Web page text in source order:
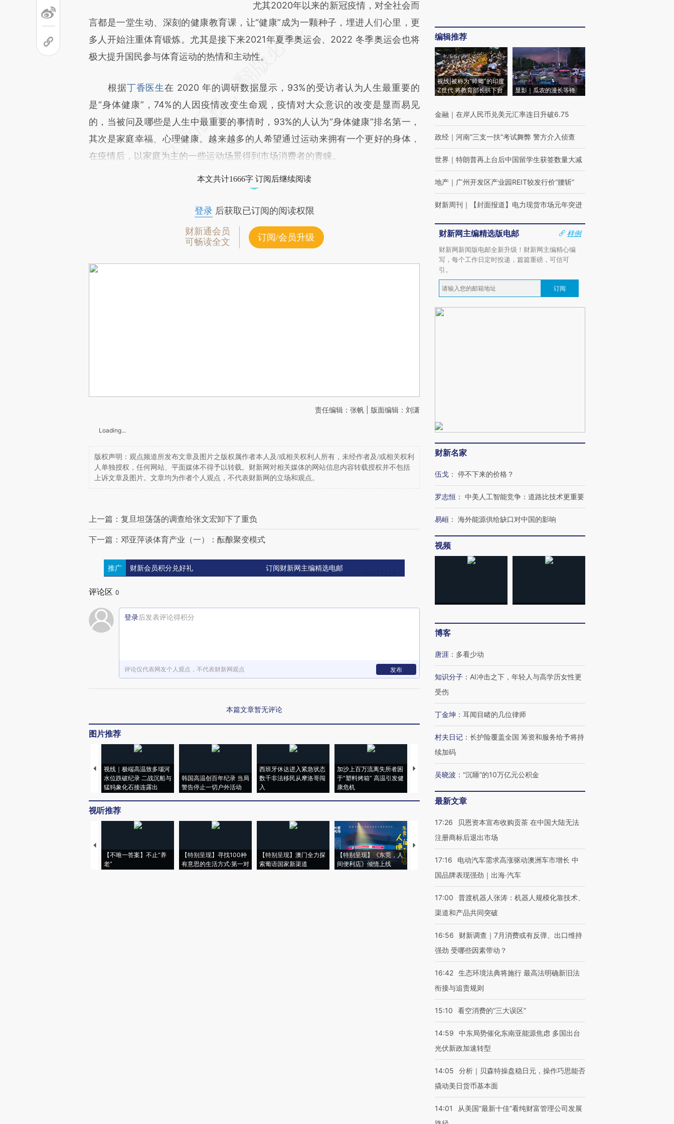
尤其2020年以来的新冠疫情，对全社会而
言都是一堂生动、深刻的健康教育课，让“健康”成为一颗种子，埋进人们心里，更
多人开始注重体育锻炼。尤其是接下来2021年夏季奥运会、2022 冬季奥运会也将
极大提升国民参与体育运动的热情和主动性。
根据丁香医生在 2020 年的调研数据显示，93%的受访者认为人生最重要的
是“身体健康”，74%的人因疫情改变生命观，疫情对大众意识的改变是显而易见
的，当被问及哪些是人生中最重要的事情时，93%的人认为“身体健康”排名第一，
其次是家庭幸福、心理健康。越来越多的人希望通过运动来拥有一个更好的身体，
在疫情后，以家庭为主的一些运动场景得到市场消费者的青睐。
本文共计1666字 订阅后继续阅读
登录后获取已订阅的阅读权限
财新通会员
可畅读全文
订阅/会员升级
责任编辑：张帆 | 版面编辑：刘潇
Loading...
版权声明：观点频道所发布文章及图片之版权属作者本人及/或相关权利人所有，未经作者及/或相关权利
人单独授权，任何网站、平面媒体不得予以转载。财新网对相关媒体的网站信息内容转载授权并不包括
上诉文章及图片。文章均为作者个人观点，不代表财新网的立场和观点。
上一篇：复旦坦荡荡的调查给张文宏卸下了重负
下一篇：邓亚萍谈体育产业（一）：酝酿聚变模式
推广 财新会员积分兑好礼 订阅财新网主编精选电邮
评论区 0
登录后发表评论得积分
评论仅代表网友个人观点，不代表财新网观点 发布
本篇文章暂无评论
图片推荐
视线｜极端高温致多瑙河
水位跌破纪录 二战沉船与
猛犸象化石接连露出
韩国高温创百年纪录 当局
警告停止一切户外活动
西班牙休达进入紧急状态
数千非法移民从摩洛哥闯
入
加沙上百万流离失所者困
于“塑料烤箱” 高温引发健
康危机
马航飞行员跨国走私7万
粒摇头丸 尿检体内含3种
术：是什么让中产们甘
视听推荐
【不唯一答案】不止“养
老”
【特别呈现】寻找100种
有意思的生活方式·第一对
【特别呈现】澳门全力探
索葡语国家新渠道
【特别呈现】《东莞，人
间便利店》倾情上线
【推广】走进第四届链博
会，让数智科技“链”接产
【特别呈现】寻找100种
有意思的生活方式·第三对
CFO：不靠规模取胜，华
住三大增长引擎是什么？
编辑推荐
视线|被称为“蟑螂”的印度
Z世代 将教育部长拱下台
显影｜瓜农的漫长等待
金融 ｜ 在岸人民币兑美元汇率连日升破6.75
政经 ｜ 河南“三支一扶”考试舞弊 警方介入侦查
世界 ｜ 特朗普再上台后中国留学生获签数量大减
地产 ｜ 广州开发区产业园REIT较发行价“腰斩”
财新周刊 ｜ 【封面报道】电力现货市场元年突进
财新网主编精选版电邮
样例
财新网新闻版电邮全新升级！财新网主编精心编
写，每个工作日定时投递，篇篇重磅，可信可
引。
订阅
财新名家
伍戈 ： 停不下来的价格？
罗志恒 ： 中美人工智能竞争：道路比技术更重要
易峘 ： 海外能源供给缺口对中国的影响
视频
博客
唐涯 ： 多看少动
知识分子 ： AI冲击之下，年轻人与高学历女性更
受伤
丁金坤 ： 耳闻目睹的几位律师
村夫日记 ： 长护险覆盖全国 筹资和服务给予将持
续加码
吴晓波 ： “沉睡”的10万亿元公积金
最新文章
17:26
贝恩资本宣布收购贡茶 在中国大陆无法
注册商标后退出市场
17:16
电动汽车需求高涨驱动澳洲车市增长 中
国品牌表现强劲｜出海·汽车
17:00
普渡机器人张涛：机器人规模化靠技术、
渠道和产品共同突破
16:56
财新调查｜7月消费或有反弹、出口维持
强劲 受哪些因素带动？
16:42 生态环境法典将施行 最高法明确新旧法
衔接与追责规则
15:10 看空消费的“三大误区”
14:59
中东局势催化东南亚能源焦虑 多国出台
光伏新政加速转型
14:05
分析｜贝森特操盘稳日元，操作巧思能否
撬动美日货币基本面
14:01
从美国“最新十佳”看纯财富管理公司发展